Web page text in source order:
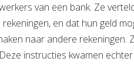
van een bank. Ze
en dat hun geld
naar andere rekeningen.
instructies kwamen